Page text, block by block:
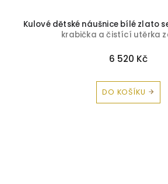
Kulové dětské náušnice bílé zlato
krabička a čistící utěrka
6 520 Kč
DO KOŠÍKU